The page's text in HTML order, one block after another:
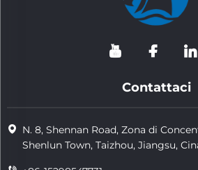
Contattaci
N. 8, Shennan Road, Zona di
Shenlun Town, Taizhou, Jiangsu,